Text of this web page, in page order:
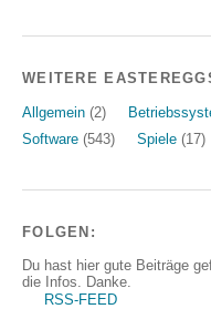
WEITERE
Allgemein (2)
Software (543) Spiele (17)
FOLGEN:
Du hast hier gute Beiträge
die Infos. Danke.
RSS-FEED